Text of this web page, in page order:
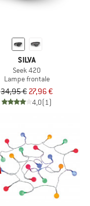
SILVA
Seek 420
Lampe frontale
34,95 € 27,96 €
4,0(1)